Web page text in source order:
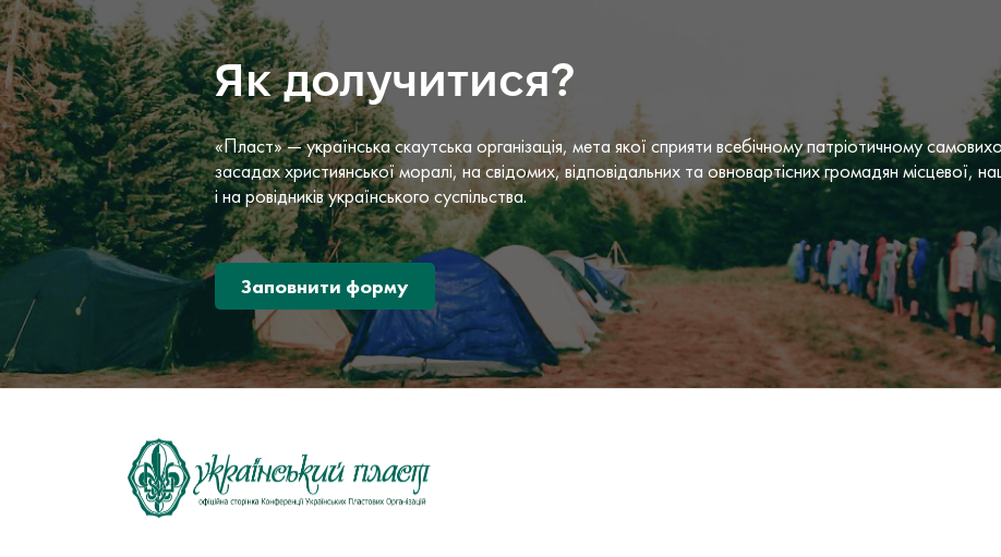
Як долучитися?
«Пласт» — українська скаутська організація, мета якої сприяти всебічному патріотичному
засадах християнської моралі, на свідомих, відповідальних та овновартісних громадян місцевої,
і на ровідників українського суспільства.
Заповнити форму